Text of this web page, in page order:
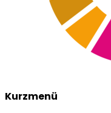
Kurzmenü